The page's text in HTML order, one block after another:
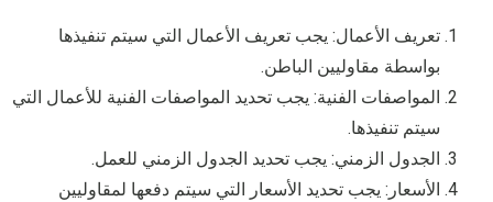
تعريف الأعمال: يجب تعريف الأعمال التي سيتم تنفيذها
بواسطة مقاوليين الباطن.
المواصفات الفنية: يجب تحديد المواصفات الفنية للأعمال التي
سيتم تنفيذها.
الجدول الزمني: يجب تحديد الجدول الزمني للعمل.
الأسعار: يجب تحديد الأسعار التي سيتم دفعها لمقاوليين